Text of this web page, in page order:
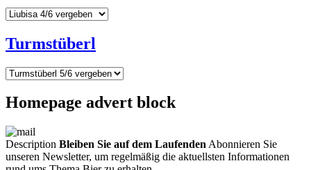
Turmstüberl
Homepage advert block
Description Bleiben Sie auf dem Laufenden Abonnieren Sie
unseren Newsletter, um regelmäßig die aktuellsten Informationen